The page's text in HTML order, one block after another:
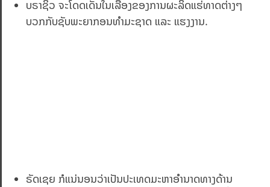
ບຣາຊິວ ຈະໂດດເດັ່ນໃນເລື່ອງຂອງການຜະລິດແຮ່ທາດຕ່າງໆ
ບວກກັບຊັບພະຍາກອນທຳມະຊາດ ແລະ ແຮງງານ.
ຣັດເຊຍ ກໍແນ່ນອນວ່າເປັນປະເທດມະຫາອຳນາດທາງດ້ານ